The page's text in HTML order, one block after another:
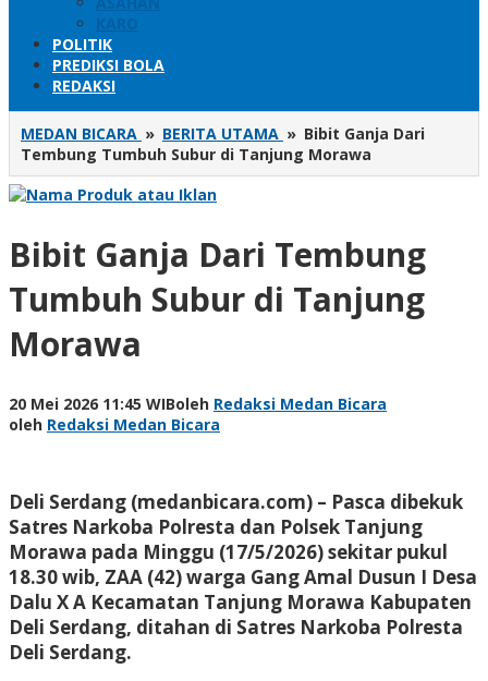
KARO
POLITIK
PREDIKSI BOLA
REDAKSI
MEDAN BICARA » BERITA UTAMA » Bibit Ganja Dari
Tembung Tumbuh Subur di Tanjung Morawa
Bibit Ganja Dari Tembung
Tumbuh Subur di Tanjung
Morawa
20 Mei 2026 11:45 WIBoleh Redaksi Medan Bicara
oleh Redaksi Medan Bicara
Deli Serdang (medanbicara.com) – Pasca dibekuk
Satres Narkoba Polresta dan Polsek Tanjung
Morawa pada Minggu (17/5/2026) sekitar pukul
18.30 wib, ZAA (42) warga Gang Amal Dusun I Desa
Dalu X A Kecamatan Tanjung Morawa Kabupaten
Deli Serdang, ditahan di Satres Narkoba Polresta
Deli Serdang.